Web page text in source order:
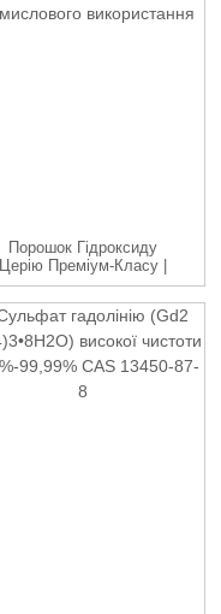
Порошок Гідроксиду
Церію Преміум-Класу |
Ce(OH)₃ |99.9...